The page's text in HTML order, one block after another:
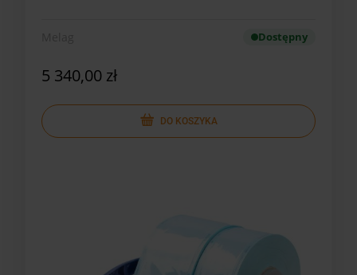
Dostępny
5 340,00 zł
DO KOSZYKA